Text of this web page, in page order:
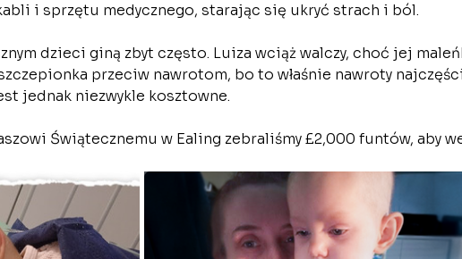
i sprzętu medycznego, starając się ukryć strach i ból.
dzieci giną zbyt często. Luiza wciąż walczy, choć jej
przeciw nawrotom, bo to właśnie nawroty
jednak niezwykle kosztowne.
Świątecznemu w Ealing zebraliśmy £2,000 funtów, aby